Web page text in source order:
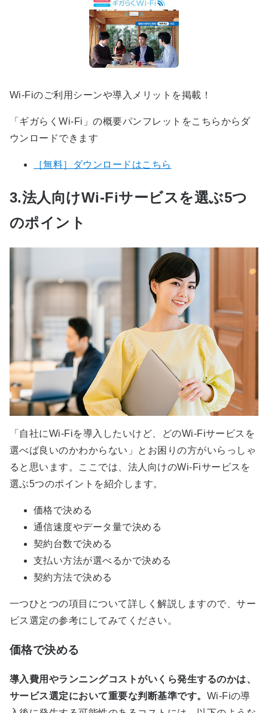
Wi-Fiのご利用シーンや導入メリットを掲載！
「ギガらくWi-Fi」の概要パンフレットをこちらからダ
ウンロードできます
［無料］ダウンロードはこちら
3.法人向けWi-Fiサービスを選ぶ5つ
のポイント
「自社にWi-Fiを導入したいけど、どのWi-Fiサービスを
選べば良いのかわからない」とお困りの方がいらっしゃ
ると思います。ここでは、法人向けのWi-Fiサービスを
選ぶ5つのポイントを紹介します。​​
価格で決める
通信速度やデータ量で決める
契約台数で決める
支払い方法が選べるかで決める
契約方法で決める
一つひとつの項目について詳しく解説しますので、サー
ビス選定の参考にしてみてください。
価格で決める
導入費用やランニングコストがいくら発生するのかは、
サービス選定において重要な判断基準です。 Wi-Fiの導